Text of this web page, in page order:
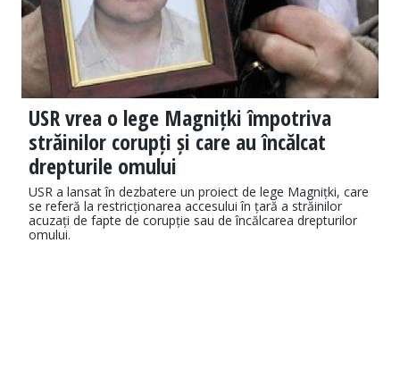
USR vrea o lege Magnițki împotriva
străinilor corupți și care au încălcat
drepturile omului
USR a lansat în dezbatere un proiect de lege Magnițki, care
se referă la restricționarea accesului în țară a străinilor
acuzați de fapte de corupție sau de încălcarea drepturilor
omului.